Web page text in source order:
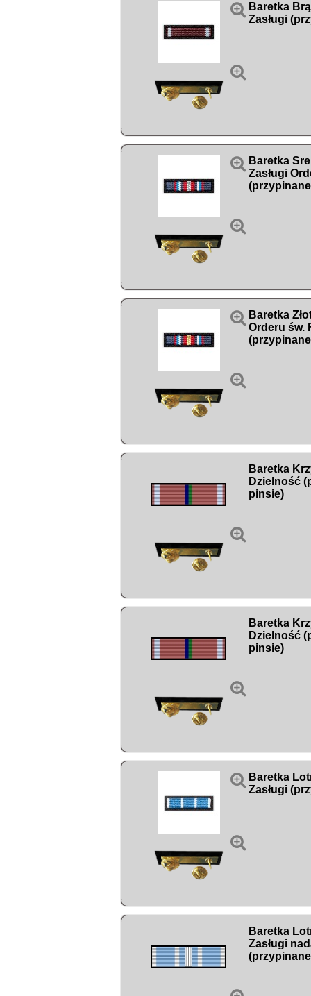


Baretka
Zasługi


Baretka
Zasługi


Baretka
Orderu św.

Baretka
Dzielność
pinsie)

Baretka
Dzielność
pinsie)


Baretka
Zasługi
Baretka
Zasługi